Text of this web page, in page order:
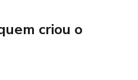
criou o